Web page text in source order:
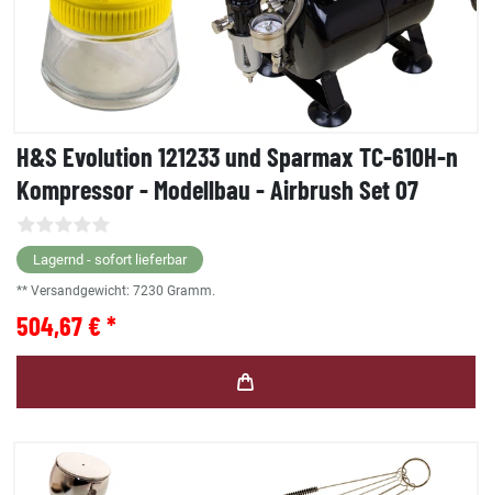
H&S Evolution 121233 und Sparmax TC-610H-n
Kompressor - Modellbau - Airbrush Set 07
Lagernd - sofort lieferbar
** Versandgewicht: 7230 Gramm.
504,67 € *